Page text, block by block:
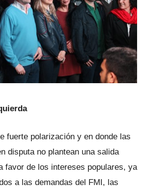
fuerte polarización y en donde las
disputa no plantean una salida
favor de los intereses populares, ya
a las demandas del FMI, las